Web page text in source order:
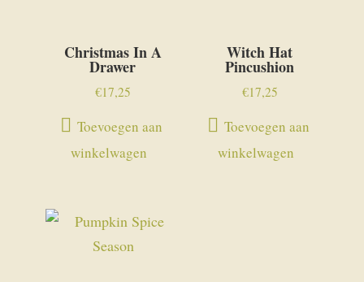
Christmas In A
Drawer
€17,25
Toevoegen aan
winkelwagen
Witch Hat
Pincushion
€17,25
Toevoegen aan
winkelwagen